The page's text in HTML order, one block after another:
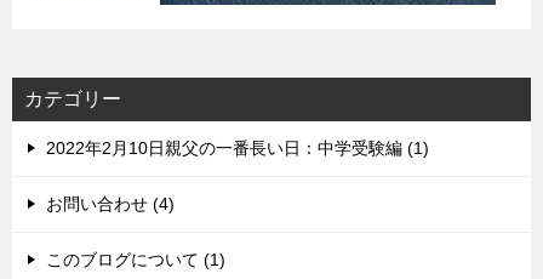
カテゴリー
2022年2月10日親父の一番長い日：中学受験編 (1)
お問い合わせ (4)
このブログについて (1)